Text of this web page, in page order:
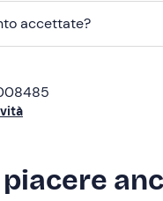
accettate?